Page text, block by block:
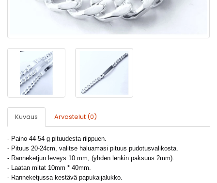
Kuvaus Arvostelut (0)
- Paino 44-54 g pituudesta riippuen.
- Pituus 20-24cm, valitse haluamasi pituus pudotusvalikosta.
- Ranneketjun leveys 10 mm, (yhden lenkin paksuus 2mm).
- Laatan mitat 10mm * 40mm.
- Ranneketjussa kestävä papukaijalukko.